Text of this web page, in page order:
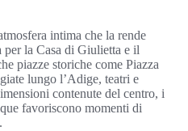
intima che la rende
per la Casa di Giulietta e il
piazze storiche come Piazza
lungo l’Adige, teatri e
contenute del centro, i
favoriscono momenti di